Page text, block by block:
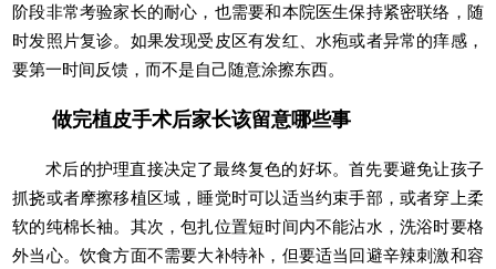
阶段非常考验家长的耐心，也需要和本院医生保持紧密联络，随
时发照片复诊。如果发现受皮区有发红、水疱或者异常的痒感，
要第一时间反馈，而不是自己随意涂擦东西。
做完植皮手术后家长该留意哪些事
术后的护理直接决定了最终复色的好坏。首先要避免让孩子
抓挠或者摩擦移植区域，睡觉时可以适当约束手部，或者穿上柔
软的纯棉长袖。其次，包扎位置短时间内不能沾水，洗浴时要格
外当心。饮食方面不需要大补特补，但要适当回避辛辣刺激和容